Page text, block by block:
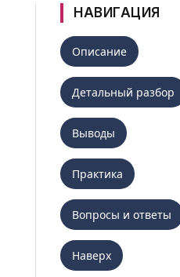
НАВИГАЦИЯ
Описание
Детальный разбор
Выводы
Практика
Вопросы и ответы
Наверх